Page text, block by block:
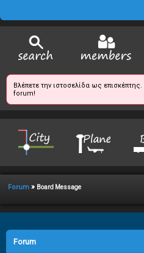
Βλέπετε την ιστοσελίδα ως επισκέπτης.
forum!
Forum » Board Message
Forum